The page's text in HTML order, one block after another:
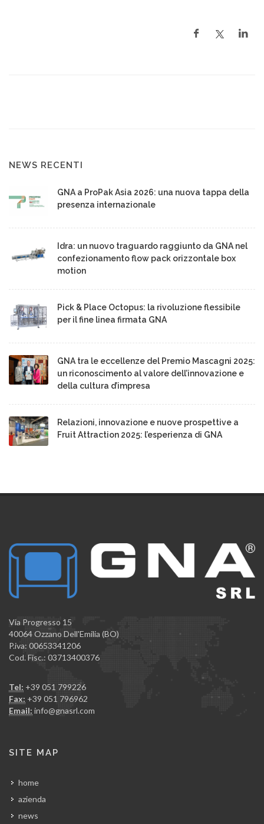
NEWS RECENTI
GNA a ProPak Asia 2026: una nuova tappa della
presenza internazionale
Idra: un nuovo traguardo raggiunto da GNA nel
confezionamento flow pack orizzontale box
motion
Pick & Place Octopus: la rivoluzione flessibile
per il fine linea firmata GNA
GNA tra le eccellenze del Premio Mascagni 2025:
un riconoscimento al valore dell’innovazione e
della cultura d’impresa
Relazioni, innovazione e nuove prospettive a
Fruit Attraction 2025: l’esperienza di GNA
Via Progresso 15
40064 Ozzano Dell'Emilia (BO)
P.iva: 00653341206
Cod. Fisc.: 03713400376
Tel: +39 051 799226
Fax: +39 051 796962
Email: info@gnasrl.com
SITE MAP
home
azienda
news